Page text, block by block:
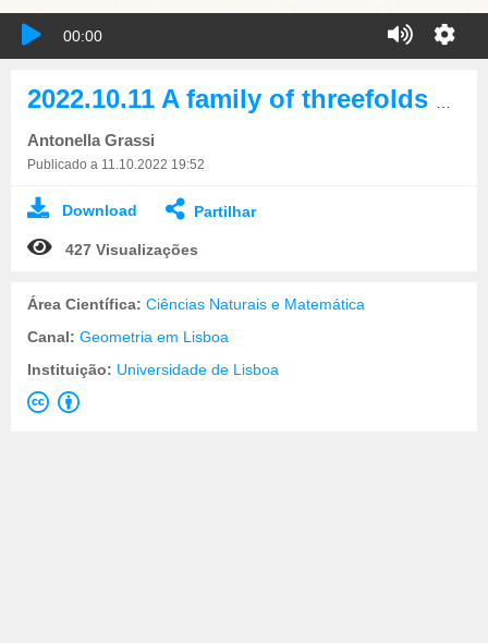
00:00
Antonella Grassi
Publicado a 11.10.2022 19:52
Download Partilhar
427 Visualizações
Área Científica: Ciências Naturais e Matemática
Canal: Geometria em Lisboa
Instituição: Universidade de Lisboa